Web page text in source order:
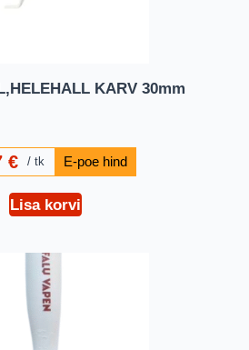
KARV 30mm
€ tk
Lisa korvi